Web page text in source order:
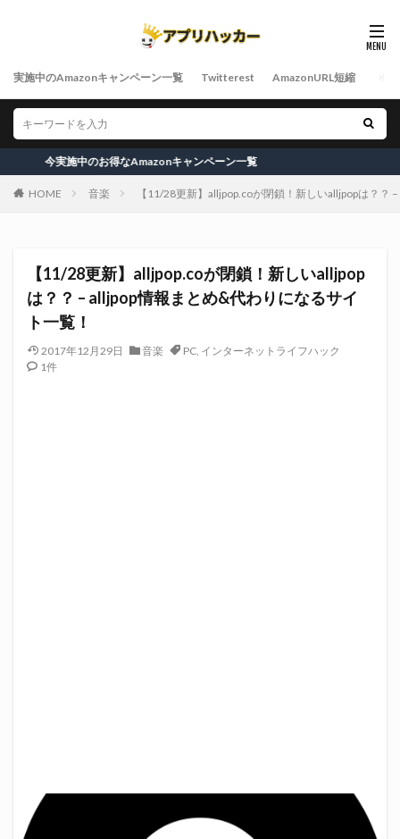
実施中のAmazonキャンペーン一覧 Twitterest AmazonURL短縮
中のお得なAmazonキャンペーン一覧
HOME 音楽 【11/28更新】alljpop.coが閉鎖！新しいalljpopは？？
【11/28更新】alljpop.coが閉鎖！新しいalljpop
は？？ – alljpop情報まとめ&代わりになるサイ
ト一覧！
2017年12月29日 音楽 PC, インターネットライフハック
1件